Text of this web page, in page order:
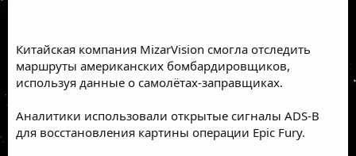
Китайская компания MizarVision смогла отследить
маршруты американских бомбардировщиков,
используя данные о самолётах-заправщиках.
Аналитики использовали открытые сигналы ADS-B
для восстановления картины операции Epic Fury.